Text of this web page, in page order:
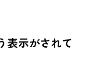
表示がされて